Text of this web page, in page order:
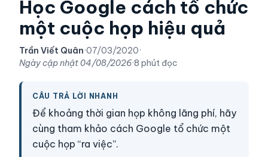
Học Google cách tổ chức
một cuộc họp hiệu quả
Trần Viết Quân·07/03/2020·
Ngày cập nhật04/08/2026·8 phút đọc
CÂU TRẢ LỜI NHANH
Để khoảng thời gian họp không lãng phí, hãy
cùng tham khảo cách Google tổ chức một
cuộc họp “ra việc”.